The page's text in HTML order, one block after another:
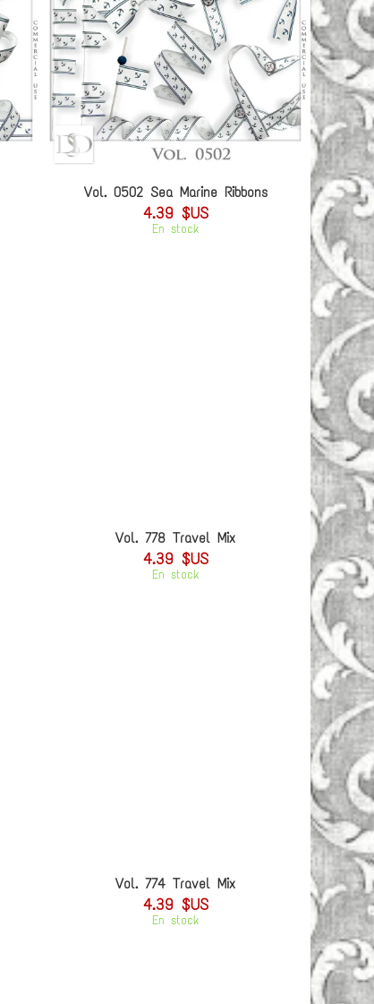
Vol. 0502 Sea Marine Ribbons
4.39 $US
En stock
Vol. 778 Travel Mix
4.39 $US
En stock
Vol. 774 Travel Mix
4.39 $US
En stock